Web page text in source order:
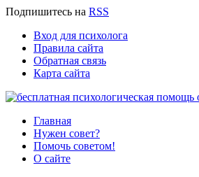
Подпишитесь на RSS
Вход для психолога
Правила сайта
Обратная связь
Карта сайта
Главная
Нужен совет?
Помочь советом!
О сайте